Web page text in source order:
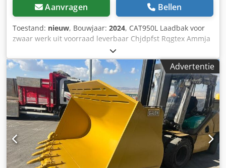
Aanvragen Bellen
Toestand: nieuw, Bouwjaar: 2024, CAT950L Laadbak voor
zwaar werk uit voorraad leverbaar Chjdpfst Rqgtex Ammja
Randlengte: 2850 mm Inhoud: 3,5m^3 Gelaste
adaptertanden
Advertentie